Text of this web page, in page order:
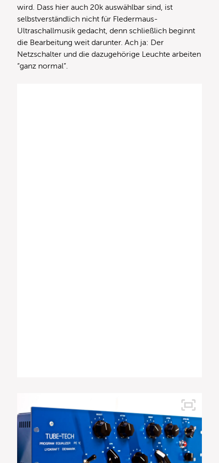
wird. Dass hier auch 20k auswählbar sind, ist
selbstverständlich nicht für Fledermaus-
Ultraschallmusik gedacht, denn schließlich beginnt
die Bearbeitung weit darunter. Ach ja: Der
Netzschalter und die dazugehörige Leuchte arbeiten
“ganz normal”.